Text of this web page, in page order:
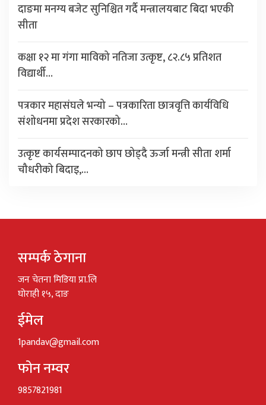
दाङमा मनग्य बजेट सुनिश्चित गर्दै मन्त्रालयबाट बिदा भएकी
सीता
कक्षा १२ मा गंगा माविको नतिजा उत्कृष्ट, ८२.८५ प्रतिशत
विद्यार्थी…
पत्रकार महासंघले भन्यो – पत्रकारिता छात्रवृत्ति कार्यविधि
संशोधनमा प्रदेश सरकारको…
उत्कृष्ट कार्यसम्पादनको छाप छोड्दै ऊर्जा मन्त्री सीता शर्मा
चौधरीको बिदाइ,…
सम्पर्क ठेगाना
जन चेतना मिडिया प्रा.लि
घोराही १५, दाङ
ईमेल
1pandav@gmail.com
फोन नम्वर
9857821981